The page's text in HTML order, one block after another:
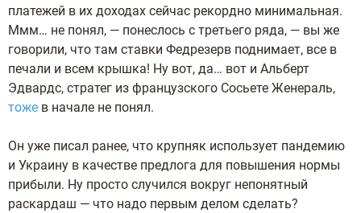
платежей в их доходах сейчас рекордно минимальная.
Ммм… не понял, — понеслось с третьего ряда, — вы же
говорили, что там ставки Федрезерв поднимает, все в
печали и всем крышка! Ну вот, да… вот и Альберт
Эдвардс, стратег из французского Сосьете Женераль,
тоже в начале не понял.
Он уже писал ранее, что крупняк использует пандемию
и Украину в качестве предлога для повышения нормы
прибыли. Ну просто случился вокруг непонятный
раскардаш — что надо первым делом сделать?